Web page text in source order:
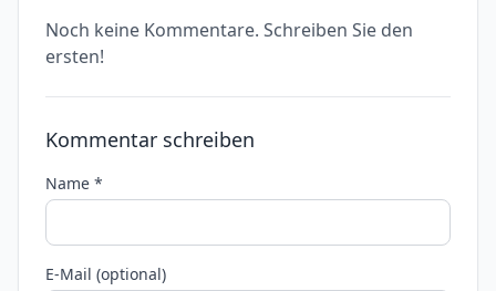
Noch keine Kommentare. Schreiben Sie den
ersten!
Kommentar schreiben
Name *
E-Mail (optional)